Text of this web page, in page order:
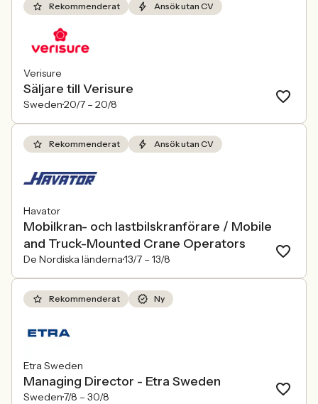
Rekommenderat Ansök utan CV
Verisure
Säljare till Verisure
Sweden20/7 – 20/8
Rekommenderat Ansök utan CV
Havator
Mobilkran- och lastbilskranförare / Mobile
and Truck-Mounted Crane Operators
De Nordiska länderna13/7 – 13/8
Rekommenderat Ny
Etra Sweden
Managing Director - Etra Sweden
Sweden7/8 – 30/8